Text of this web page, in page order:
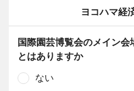
ヨコハマ経
国際園芸博覧会のメイン
とはありますか
ない